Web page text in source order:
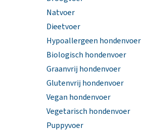
Natvoer
Dieetvoer
Hypoallergeen hondenvoer
Biologisch hondenvoer
Graanvrij hondenvoer
Glutenvrij hondenvoer
Vegan hondenvoer
Vegetarisch hondenvoer
Puppyvoer